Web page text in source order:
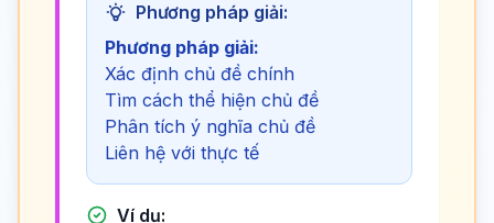
Phương pháp giải:
Phương pháp giải:
Xác định chủ đề chính
Tìm cách thể hiện chủ đề
Phân tích ý nghĩa chủ đề
Liên hệ với thực tế
Ví dụ: